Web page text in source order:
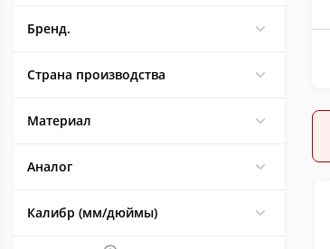
Бренд.
Страна производства
Материал
Аналог
Калибр (мм/дюймы)